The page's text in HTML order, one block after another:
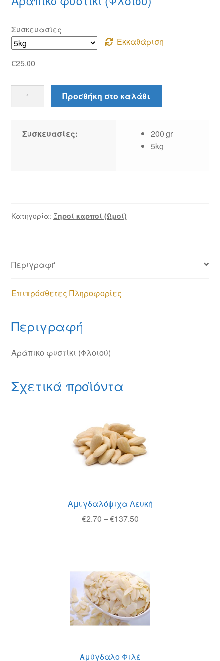
€25.00
Συσκευασίες
Εκκαθάριση
€25.00
φυστίκι
Προσθήκη στο καλάθι
Συσκευασίες:
200 gr
5kg
Κατηγορία: Ξηροί καρποί (Ωμοί)
Περιγραφή
Επιπρόσθετες Πληροφορίες
Περιγραφή
Αράπικο φυστίκι (Φλοιού)
Σχετικά προϊόντα
Αμυγδαλόψιχα Λευκή
€2.70 –€137.50Price
Αμύγδαλο Φιλέ